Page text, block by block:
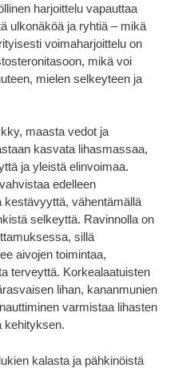
harjoittelu vapauttaa
ulkonäköä ja ryhtiä – mikä
voimaharjoittelu on
mikä voi
mielen selkeyteen ja
maasta vedot ja
​​kasvata lihasmassaa,
ja yleistä elinvoimaa.
edelleen
kestävyyttä, vähentämällä
selkeyttä. Ravinnolla on
sillä
aivojen toimintaa,
terveyttä. Korkealaatuisten
lihan, kananmunien
varmistaa lihasten
kehityksen.
kalasta ja pähkinöistä